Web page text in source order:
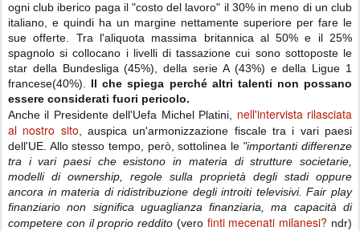
ogni club iberico paga il "costo del lavoro" il 30% in meno di un club
italiano, e quindi ha un margine nettamente superiore per fare le
sue offerte. Tra l'aliquota massima britannica al 50% e il 25%
spagnolo si collocano i livelli di tassazione cui sono sottoposte le
star della Bundesliga (45%), della serie A (43%) e della Ligue 1
francese(40%). Il che spiega perché altri talenti non possano
essere considerati fuori pericolo.
Anche il Presidente dell'Uefa Michel Platini, nell'intervista rilasciata
al nostro sito , auspica un'armonizzazione fiscale tra i vari paesi
dell'UE. Allo stesso tempo, però, sottolinea le "importanti differenze
tra i vari paesi che esistono in materia di strutture societarie,
modelli di ownership, regole sulla proprietà degli stadi oppure
ancora in materia di ridistribuzione degli introiti televisivi. Fair play
finanziario non significa uguaglianza finanziaria, ma capacità di
competere con il proprio reddito (vero finti mecenati milanesi? ndr)